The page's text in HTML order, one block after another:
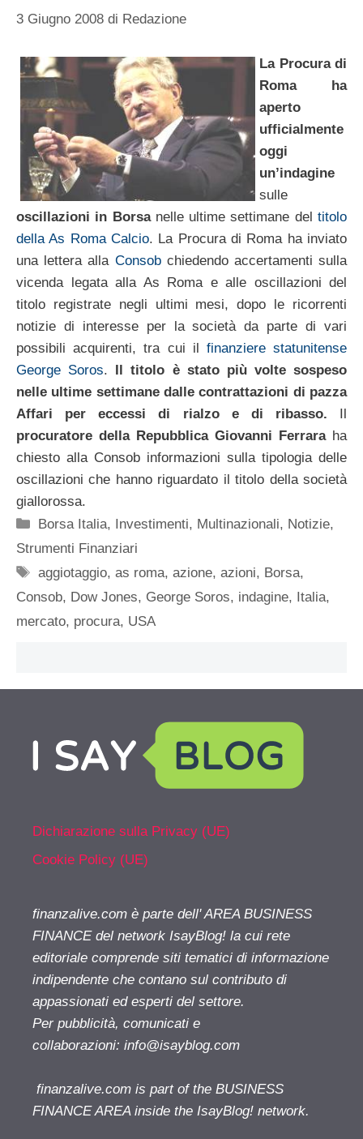
3 Giugno 2008 di Redazione
La Procura di
Roma ha
aperto
ufficialmente
oggi
un’indagine
sulle
oscillazioni in Borsa nelle ultime settimane deltitolo
della As Roma Calcio. La Procura di Roma ha inviato
una lettera alla Consobchiedendo accertamenti sulla
vicenda legata alla As Roma e alle oscillazioni del
titolo registrate negli ultimi mesi, dopo le ricorrenti
notizie di interesse per la società da parte di vari
possibili acquirenti, tra cui il finanziere statunitense
George Soros. Il titolo è stato più volte sospeso
nelle ultime settimane dalle contrattazioni di pazza
Affari per eccessi di rialzo e di ribasso. Il
procuratore della Repubblica Giovanni Ferraraha
chiesto alla Consob informazioni sulla tipologia delle
oscillazioni che hanno riguardato il titolo della società
giallorossa.
Categorie
Borsa Italia, Investimenti, Multinazionali, Notizie,
Strumenti Finanziari
Tag
aggiotaggio,as roma,azione,azioni, Borsa,
Consob, Dow Jones, George Soros, indagine, Italia,
mercato, procura, USA
Dichiarazione sulla Privacy (UE)
Cookie Policy (UE)
finanzalive.com è parte dell' AREA BUSINESS
FINANCE del network IsayBlog! la cui rete
editoriale comprende siti tematici di informazione
indipendente che contano sul contributo di
appassionati ed esperti del settore.
Per pubblicità, comunicati e
collaborazioni: info@isayblog.com
finanzalive.com is part of the BUSINESS
FINANCE AREA inside the IsayBlog! network.